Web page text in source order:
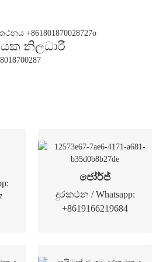
නිලධාරී
ජෝර්ජ්
දුරකථන / Whatsapp:
+8619166219684